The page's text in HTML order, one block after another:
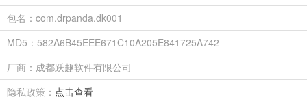
包名：com.drpanda.dk001
MD5：582A6B45EEE671C10A205E841725A742
厂商：成都跃趣软件有限公司
隐私政策： 点击查看